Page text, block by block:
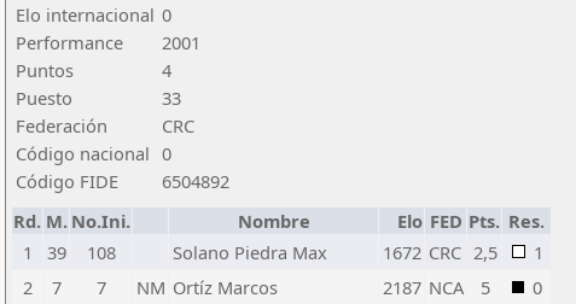
Elo internacional 0
Performance
2001
Puntos
4
Puesto
33
Federación
CRC
Código nacional 0
Código FIDE
6504892
Rd. M. No.Ini. Nombre Elo FED Pts. Res.
1
39 108 Solano Piedra Max 1672 CRC 2,5
1
2
7 7 NM Ortíz Marcos 2187 NCA 5
0